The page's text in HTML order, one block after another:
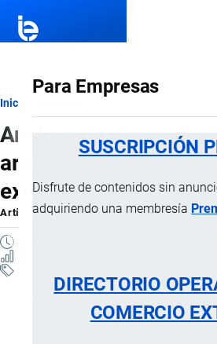
Para Empresas
SUSCRIPCIÓN
Disfrute de contenidos sin
adquiriendo una membresía
DIRECTORIO
COMERCIO
Ruta
de
navegación
Inicio
Análisis de datos,
artificial y software en
exterior
ArtículoporJaime Mise, 20 Abril, 2026
Operaciones internacionales